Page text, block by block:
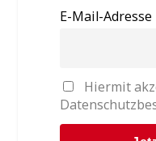
E-Mail-Adresse
Hiermit